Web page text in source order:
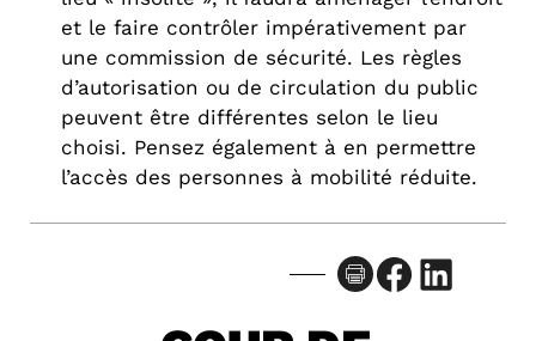
et le faire contrôler impérativement par
une commission de sécurité. Les règles
d’autorisation ou de circulation du public
peuvent être différentes selon le lieu
choisi. Pensez également à en permettre
l’accès des personnes à mobilité réduite.
Facebook LinkedIn